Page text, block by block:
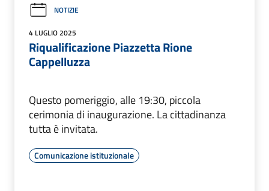
NOTIZIE
4 LUGLIO 2025
Riqualificazione Piazzetta Rione
Cappelluzza
Questo pomeriggio, alle 19:30, piccola
cerimonia di inaugurazione. La cittadinanza
tutta è invitata.
Comunicazione istituzionale